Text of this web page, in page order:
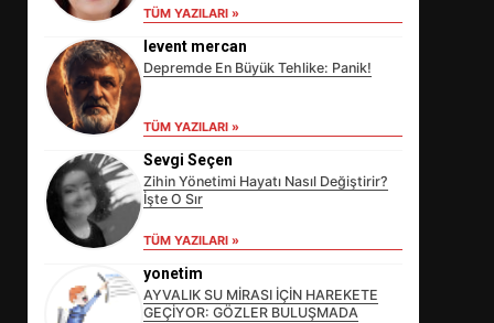
TÜM YAZILARI »
levent mercan
Depremde En Büyük Tehlike: Panik!
TÜM YAZILARI »
Sevgi Seçen
Zihin Yönetimi Hayatı Nasıl Değiştirir?
İşte O Sır
TÜM YAZILARI »
yonetim
AYVALIK SU MİRASI İÇİN HAREKETE
GEÇİYOR: GÖZLER BULUŞMADA
DEĞİŞECEK?
EDREMİT’İN GURURU TÜRKİYE
FİNALİNDE NE BAŞARDI?